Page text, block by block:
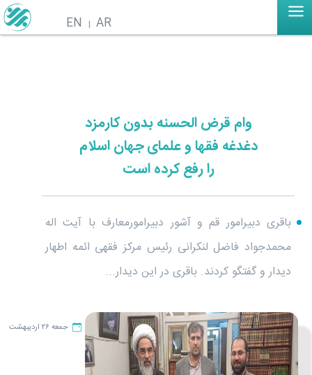
AR
EN
وام قرض الحسنه بدون کارمزد
دغدغه فقها و علمای جهان اسلام
را رفع کرده است
باقری دبیرامور قم و آشور دبیرامورمعارف با آیت اله
محمدجواد فاضل لنکرانی رئیس مرکز فقهی ائمه اطهار
دیدار و گفتگو کردند. باقری در این دیدار...
جمعه ۲۶ اردیبهشت